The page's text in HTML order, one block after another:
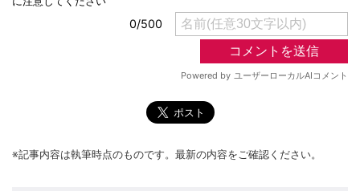
※記事内容は執筆時点のものです。最新の内容をご確認ください。